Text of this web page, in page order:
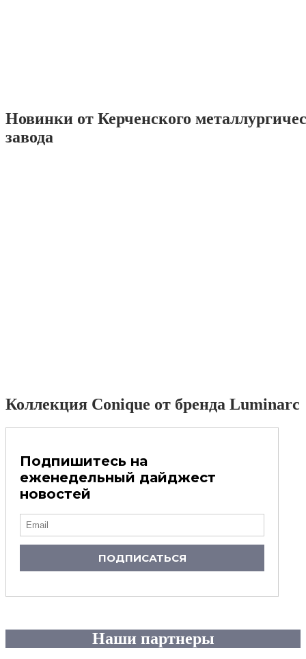
Новинки от Керченского
завода
Коллекция Conique от бренда Luminarc
Подпишитесь на
еженедельный дайджест
новостей
ПОДПИСАТЬСЯ
Наши партнеры